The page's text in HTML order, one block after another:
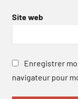
Site web
Enregistrer
navigateur pour